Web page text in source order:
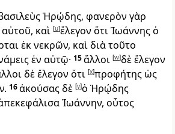
Ἡρῴδης, φανερὸν γὰρ
καὶ [u]ἔλεγον ὅτι Ἰωάννης ὁ
ἐκ νεκρῶν, καὶ διὰ τοῦτο
ἐν αὐτῷ· 15ἄλλοι [w]δὲ ἔλεγον
δὲ ἔλεγον ὅτι [x]προφήτης ὡς
16ἀκούσας δὲ [y]ὁ Ἡρῴδης
Ἰωάννην, οὗτος